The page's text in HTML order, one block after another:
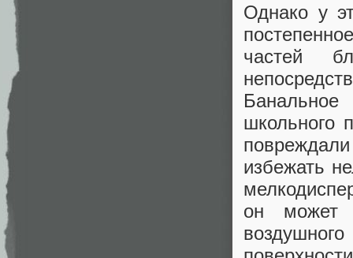
Однако у
частей
школьного
избежать
он может